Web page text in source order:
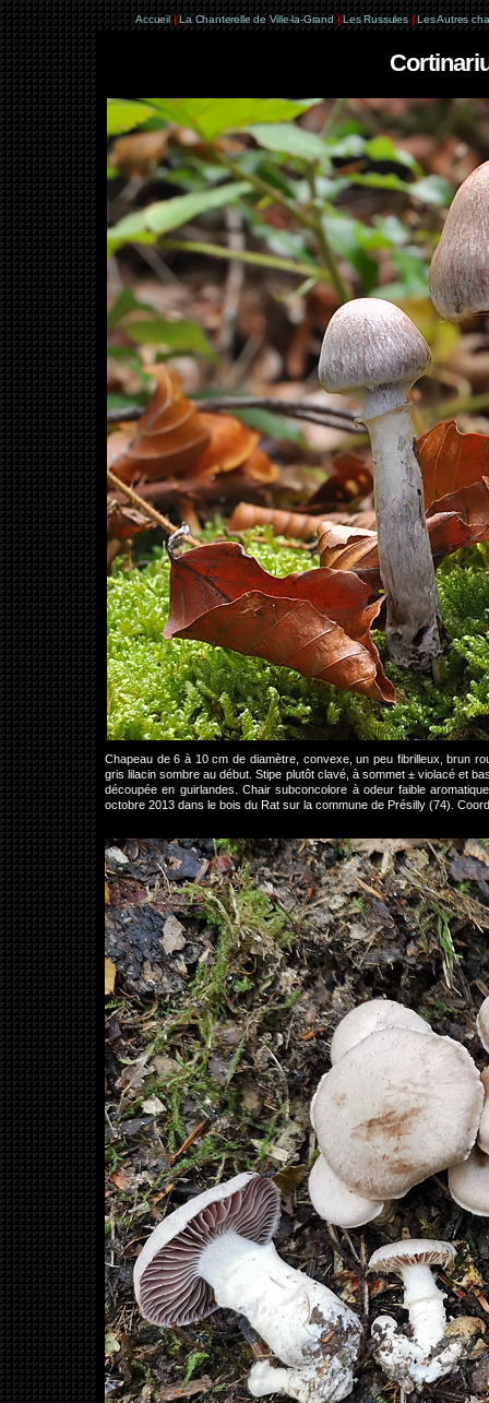
Accueil | La Chanterelle de Ville-la-Grand | Les Russules | Les Autres
Chapeau de 6 à 10 cm de diamètre, convexe, un peu fibrilleux, brun
gris lilacin sombre au début. Stipe plutôt clavé, à sommet ± violacé et
découpée en guirlandes. Chair subconcolore à odeur faible
octobre 2013 dans le bois du Rat sur la commune de Présilly (74).